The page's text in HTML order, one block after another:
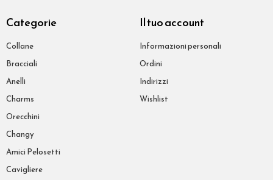
Categorie
Collane
Bracciali
Anelli
Charms
Orecchini
Changy
Amici Pelosetti
Cavigliere
Il tuo account
Informazioni personali
Ordini
Indirizzi
Wishlist